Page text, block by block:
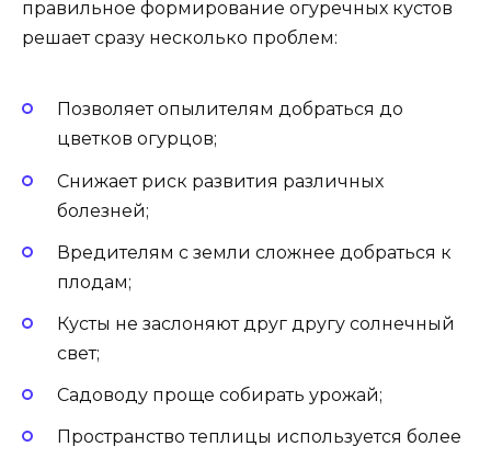
правильное формирование огуречных кустов
решает сразу несколько проблем:
Позволяет опылителям добраться до
цветков огурцов;
Снижает риск развития различных
болезней;
Вредителям с земли сложнее добраться к
плодам;
Кусты не заслоняют друг другу солнечный
свет;
Садоводу проще собирать урожай;
Пространство теплицы используется более